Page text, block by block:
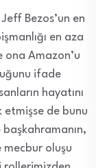
Jeff Bezos’un en
en aza
Amazon’u
ifade
hayatını
de bunu
mecbur oluşu